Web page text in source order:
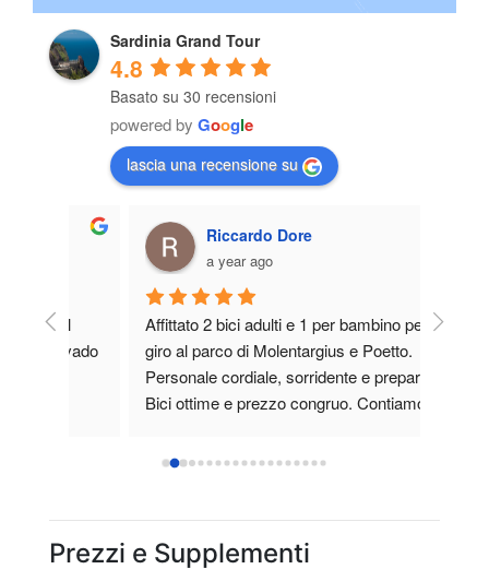
Sardinia Grand Tour
4.8
Basato su 30 recensioni
powered by Google
lascia una recensione su
Riccardo Dore
a year ago
Affittato 2 bici adulti e 1 per bambino per
giro al parco di Molentargius e Poetto.
Personale cordiale, sorridente e preparato.
Bici ottime e prezzo congruo. Contiamo di
giorni. Consigliatissimo!
Prezzi e Supplementi